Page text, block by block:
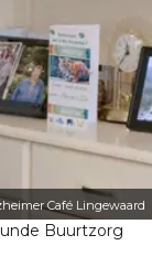
Café Lingewaard
Buurtzorg